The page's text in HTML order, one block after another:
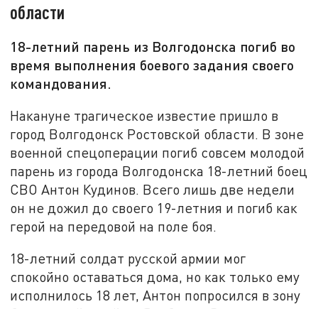
области
18-летний парень из Волгодонска погиб во
время выполнения боевого задания своего
командования.
Накануне трагическое известие пришло в
город Волгодонск Ростовской области. В зоне
военной спецоперации погиб совсем молодой
парень из города Волгодонска 18-летний боец
СВО Антон Кудинов. Всего лишь две недели
он не дожил до своего 19-летния и погиб как
герой на передовой на поле боя.
18-летний солдат русской армии мог
спокойно оставаться дома, но как только ему
исполнилось 18 лет, Антон попросился в зону